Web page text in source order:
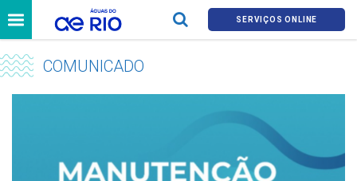
SERVIÇOS ONLINE
COMUNICADO